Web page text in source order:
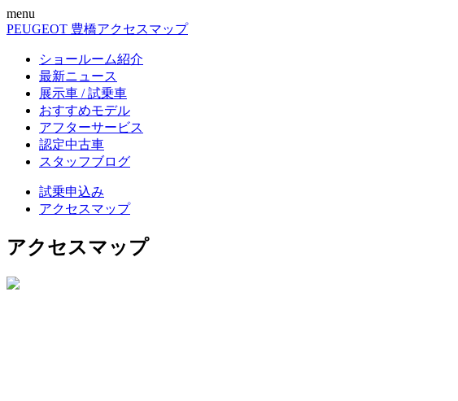
menu
PEUGEOT 豊橋アクセスマップ
ショールーム紹介
最新ニュース
展示車 / 試乗車
おすすめモデル
アフターサービス
認定中古車
スタッフブログ
試乗申込み
アクセスマップ
アクセスマップ